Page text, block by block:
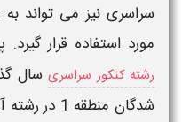
سراسری نیز می تواند به
مورد استفاده قرار
رشته کنکور سراسریسال
شدگان منطقه 1 در رشته